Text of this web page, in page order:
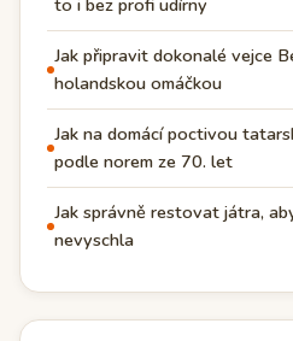
to i bez profi udírny
Jak připravit dokonalé vejce
holandskou omáčkou
Jak na domácí poctivou
podle norem ze 70. let
Jak správně restovat játra,
nevyschla